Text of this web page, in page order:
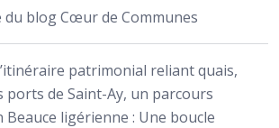
du blog Cœur de Communes
patrimonial reliant quais,
ports de Saint-Ay, un parcours
ligérienne : Une boucle